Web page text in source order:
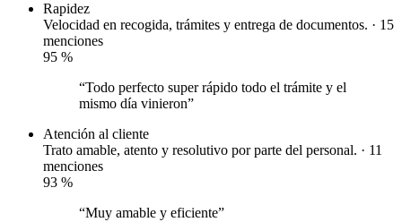
Rapidez
Velocidad en recogida, trámites y entrega de documentos. · 15
menciones
95 %
“Todo perfecto super rápido todo el trámite y el
mismo día vinieron”
Atención al cliente
Trato amable, atento y resolutivo por parte del personal. · 11
menciones
93 %
“Muy amable y eficiente”